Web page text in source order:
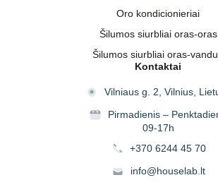
Oro kondicionieriai
Šilumos siurbliai oras-oras
Šilumos siurbliai oras-
Kontaktai
Vilniaus g. 2, Vilnius,
Pirmadienis –
09-17h
+370 6244 45 70
info@houselab.lt